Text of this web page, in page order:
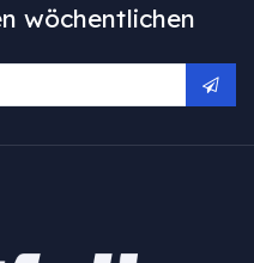
wöchentlichen